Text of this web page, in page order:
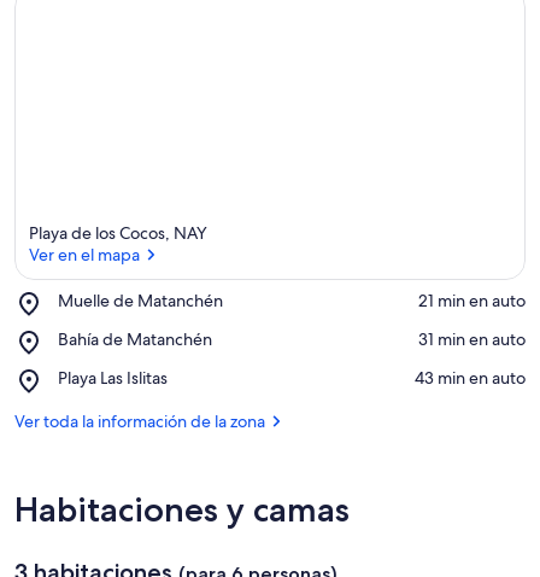
Playa de los Cocos, NAY
Ver en el mapa
Muelle de Matanchén
Place,
de
‪21 min en auto‬
Bahía de Matanchén
Place,
de
‪31 min en auto‬
Playa Las Islitas
Place,
Las
‪43 min en auto‬
Ver toda la información de la zona
Habitaciones y camas